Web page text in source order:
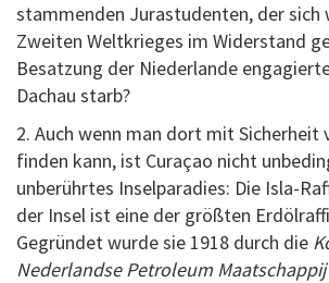
stammenden Jurastudenten, der sich
Zweiten Weltkrieges im Widerstand
Besatzung der Niederlande
Dachau starb?
2. Auch wenn man dort mit Sicherheit
finden kann, ist Curaçao nicht
unberührtes Inselparadies: Die Isla-
der Insel ist eine der größten
Gegründet wurde sie 1918 durch die
Nederlandse Petroleum Maatschappij